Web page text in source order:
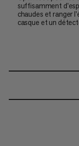
suffisamment
chaudes et ranger
casque et un